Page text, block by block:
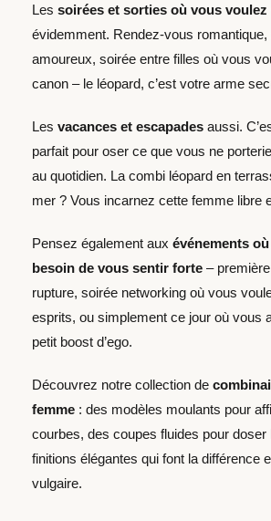
Les soirées et sorties où vous voulez
évidemment. Rendez-vous romantique,
amoureux, soirée entre filles où vous
canon – le léopard, c’est votre arme
Les vacances et escapades aussi.
parfait pour oser ce que vous ne
au quotidien. La combi léopard en
mer ? Vous incarnez cette femme libre
Pensez également aux événements
besoin de vous sentir forte –
rupture, soirée networking où vous
esprits, ou simplement ce jour où vous
petit boost d’ego.
Découvrez notre collection de
femme : des modèles moulants pour
courbes, des coupes fluides pour doser
finitions élégantes qui font la différence
vulgaire.